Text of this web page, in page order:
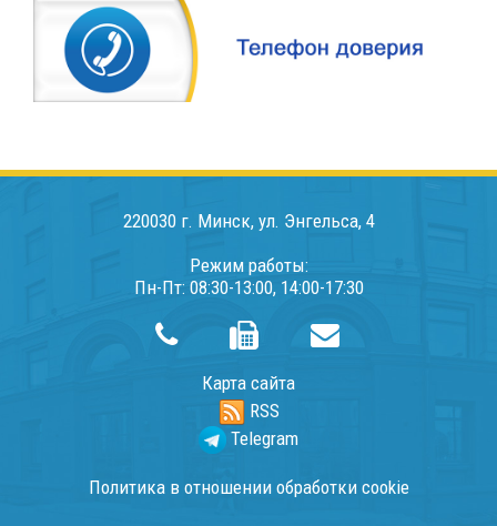
220030 г. Минск, ул. Энгельса, 4
Режим работы:
Пн-Пт: 08:30-13:00, 14:00-17:30
Карта сайта
RSS
Telegram
Политика в отношении обработки cookie